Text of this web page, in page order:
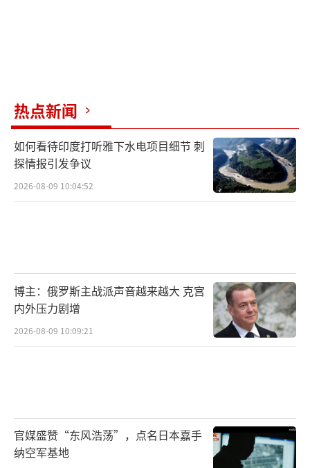
热点新闻
如何看待印度打听雅下水电项目细节 刺
探情报引发争议
2026-08-09 10:04:52
博主：俄罗斯主战派声音越来越大 克宫
内外压力剧增
2026-08-09 10:09:21
官媒盛赞“东风浩荡”，点名日本嘉手
纳空军基地